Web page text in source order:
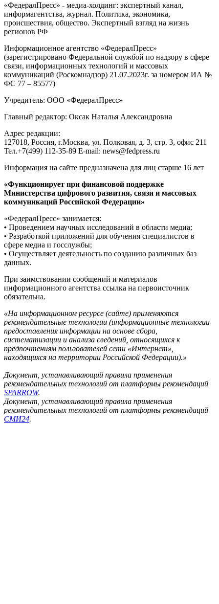
«ФедералПресс» - медиа-холдинг: экспертный канал,
информагентства, журнал. Политика, экономика,
происшествия, общество. Экспертный взгляд на жизнь
регионов РФ
Информационное агентство «ФедералПресс»
(зарегистрировано Федеральной службой по надзору в сфере
связи, информационных технологий и массовых
коммуникаций (Роскомнадзор) 21.07.2023г. за номером ИА №
ФС 77 – 85577)
Учредитель: ООО «ФедералПресс»
Главный редактор: Оксак Наталья Александровна
Адрес редакции:
127018, Россия, г.Москва, ул. Полковая, д. 3, стр. 3, офис 211
Тел.+7(499) 112-35-89 E-mail: news@fedpress.ru
Информация на сайте предназначена для лиц старше 16 лет
«Функционирует при финансовой поддержке
Министерства цифрового развития, связи и массовых
коммуникаций Российской Федерации»
«ФедералПресс» занимается:
• Проведением научных исследований в области медиа;
• Разработкой приложений для обучения специалистов в
сфере медиа и госслужбы;
• Осуществляет деятельность по созданию различных баз
данных.
При заимствовании сообщений и материалов
информационного агентства ссылка на первоисточник
обязательна.
«На информационном ресурсе (сайте) применяются
рекомендательные технологии (информационные технологии
предоставления информации на основе сбора,
систематизации и анализа сведений, относящихся к
предпочтениям пользователей сети «Интернет»,
находящихся на территории Российской Федерации).»
Документ, устанавливающий правила применения
рекомендательных технологий от платформы рекомендаций
SPARROW.
Документ, устанавливающий правила применения
рекомендательных технологий от платформы рекомендаций
СМИ24.